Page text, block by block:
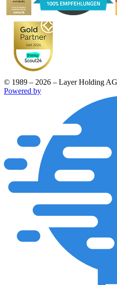
© 1989 – 2026 – Layer Holding AG
Powered by